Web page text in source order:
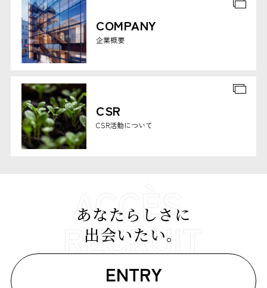
COMPANY
企業概要
CSR
CSR活動について
あなたらしさに
出会いたい。
ENTRY